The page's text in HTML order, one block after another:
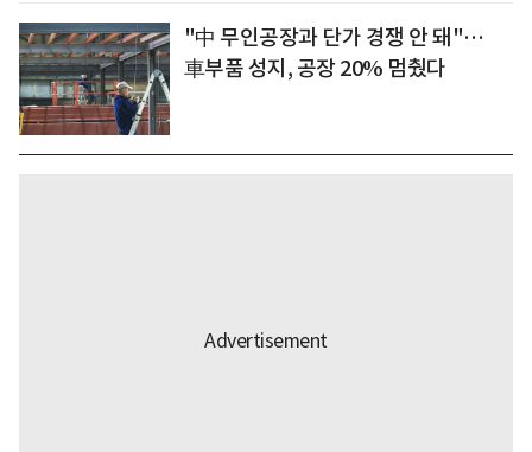
"中 무인공장과 단가 경쟁 안 돼"…
車부품 성지, 공장 20% 멈췄다